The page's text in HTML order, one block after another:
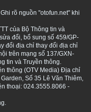
S
rõ nguồn "otofun.net" khi
của Bộ Thông tin và
đổi, bổ sung số 459/GP-
đổi địa chỉ thay đổi địa chỉ
trên mạng số 137/GXN-
tin và Truyền thông.
thông (OTV Media) Địa chỉ
Số 35 Lê Văn Thiêm,
thoại: 024.3555.8066 -